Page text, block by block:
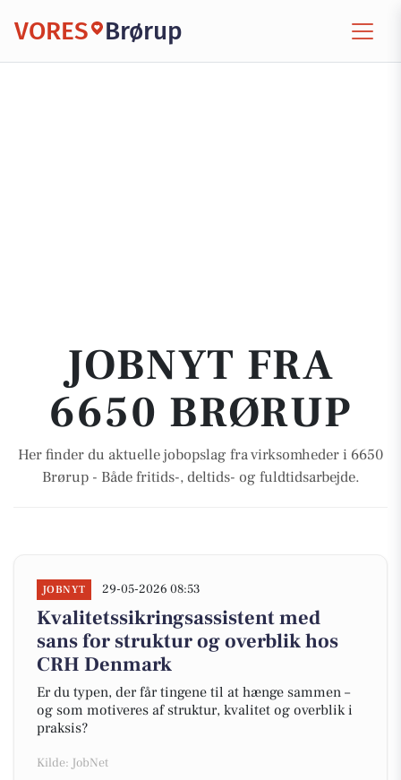
VORES Brørup
JOBNYT FRA
6650 BRØRUP
Her finder du aktuelle jobopslag fra virksomheder i 6650
Brørup - Både fritids-, deltids- og fuldtidsarbejde.
JOBNYT 29-05-2026 08:53
Kvalitetssikringsassistent med
sans for struktur og overblik hos
CRH Denmark
Er du typen, der får tingene til at hænge sammen –
og som motiveres af struktur, kvalitet og overblik i
praksis?
Kilde: JobNet